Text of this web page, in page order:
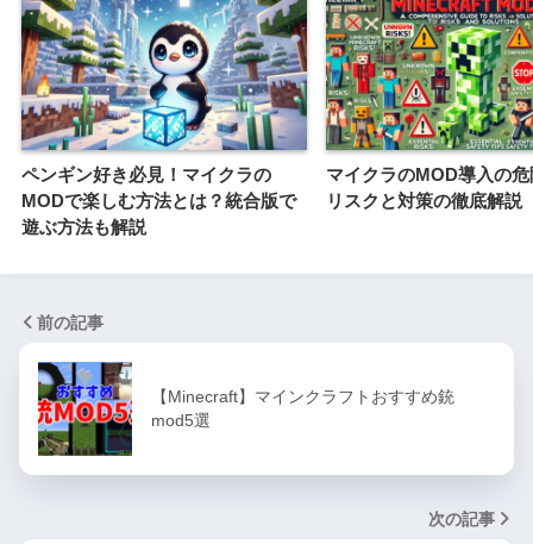
ペンギン好き必見！マイクラの
MODで楽しむ方法とは？統合版で
遊ぶ方法も解説
マイクラのMOD導入の
リスクと対策の徹底解説
前の記事
【Minecraft】マインクラフトおすすめ銃
mod5選
次の記事